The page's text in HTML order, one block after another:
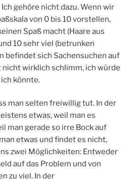
Ich gehöre nicht dazu. Wenn wir
von 0 bis 10 vorstellen,
Spaß macht (Haare aus
10 sehr viel (betrunken
befindet sich Sachensuchen auf
nicht wirklich schlimm, ich würde
könnte.
man selten freiwillig tut. In der
etwas, weil man es
man gerade so irre Bock auf
etwas und findet es nicht,
zwei Möglichkeiten: Entweder
auf das Problem und von
zu viel. In der